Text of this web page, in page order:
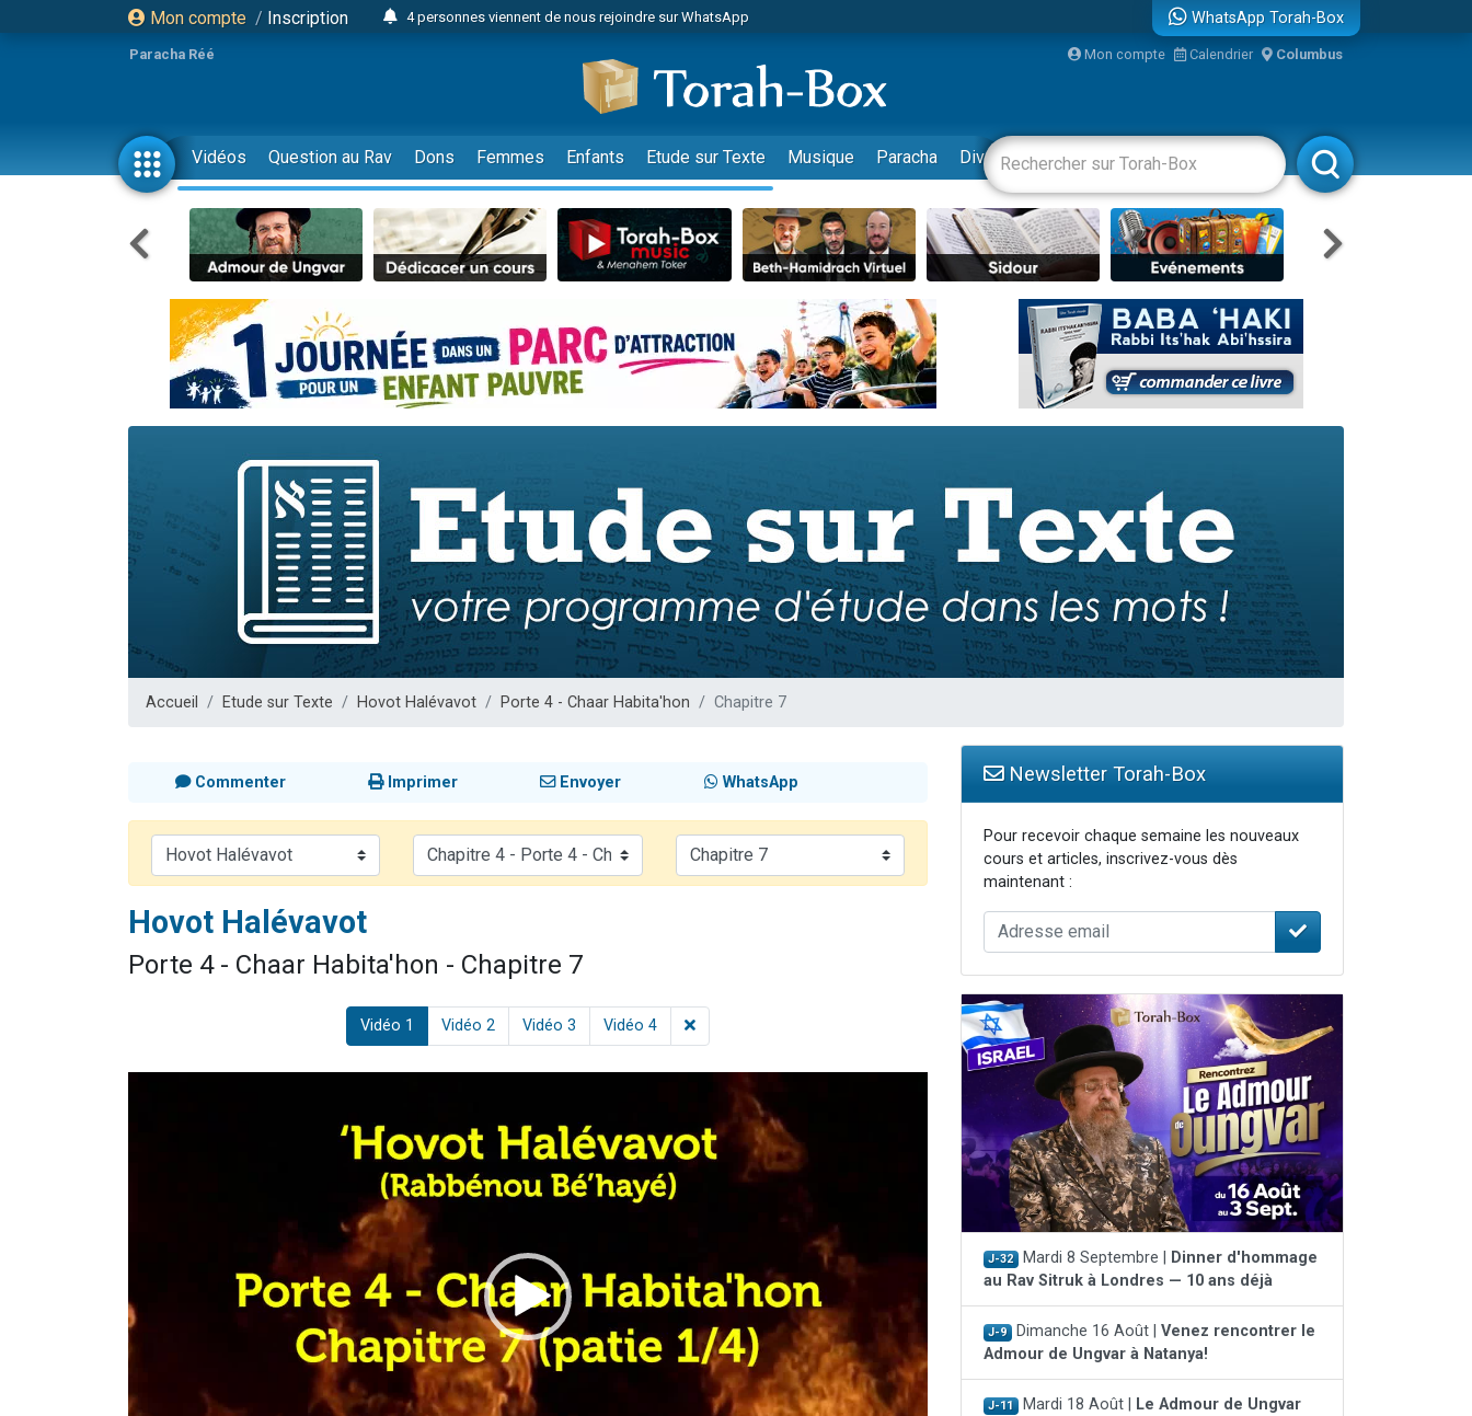
Mon compte / Inscription
4 personnes viennent de nous rejoindre sur WhatsApp
Odaya vient de donner son Maasser
3 personnes viennent de faire un don pour 5 jours de vacances aux Orphelins
3 personnes viennent de faire un don pour Diane, 80 ans, dans un appartement insalubre
13 personnes viennent de demander une bénédiction
2 personnes viennent de nous rejoindre sur WhatsApp
30 personnes viennent de faire un don pour Sauvez la jambe de Yohan
Il reste 49 places pour étudier en groupe sur Zoom
3 personnes viennent de nous rejoindre sur WhatsApp
2 personnes viennent de nous rejoindre sur WhatsApp
3 personnes viennent de nous rejoindre sur WhatsApp
Nouvelle émission radio : Visions de grandeur n°104 : Le Chabbath et le Birkat Hamazone à travers le temps
61 personnes viennent de demander une bénédiction
Ariel vient de donner son Maasser
Il reste 49 places pour étudier en groupe sur Zoom
Eva vient de donner son Maasser
WhatsApp Torah-Box
Paracha Réé Mon compte Calendrier Columbus
Vidéos Question au Rav Dons Femmes Enfants Etude sur Texte Musique Paracha Divertissements Livres Rabbanim
Accueil Etude sur Texte Hovot Halévavot Porte 4 - Chaar Habita'hon Chapitre 7
Commenter Imprimer Envoyer WhatsApp
Hovot Halévavot
Porte 4 - Chaar Habita'hon - Chapitre 7
Vidéo 1 Vidéo 2 Vidéo 3 Vidéo 4
Newsletter Torah-Box
Pour recevoir chaque semaine les nouveaux
cours et articles, inscrivez-vous dès
maintenant :
J-32 Mardi 8 Septembre |
Dinner d'hommage
au Rav Sitruk à Londres — 10 ans déjà
J-9 Dimanche 16 Août | Venez rencontrer le
Admour de Ungvar à Natanya!
J-11 Mardi 18 Août |
Le Admour de Ungvar